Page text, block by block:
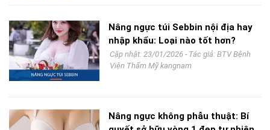
Nâng ngực túi Sebbin nội địa hay
nhập khẩu: Loại nào tốt hơn?
Cập nhật: 23/01/2026 - Tác giả: BTV Bệnh
Viện Thẩm Mỹ kangnam
Nâng ngực không phẫu thuật: Bí